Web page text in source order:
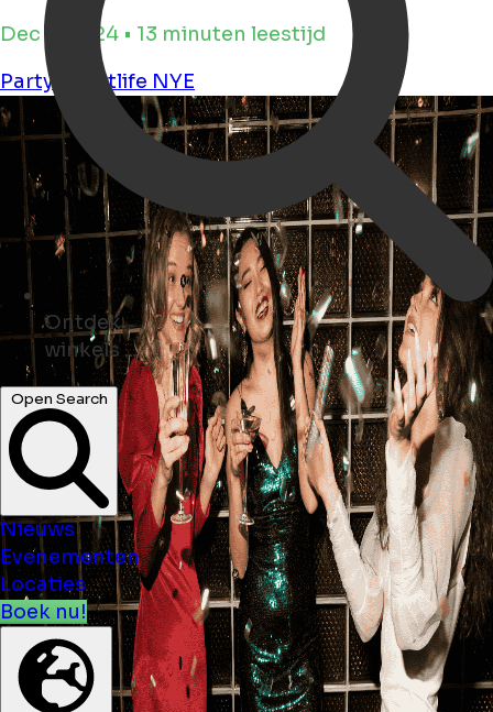
Ontdek
parken ...
Open Search
Nieuws
Evenementen
Locaties
Boek nu!
Dec 2, 2024 • 13 minuten leestijd
Party
Nightlife NYE